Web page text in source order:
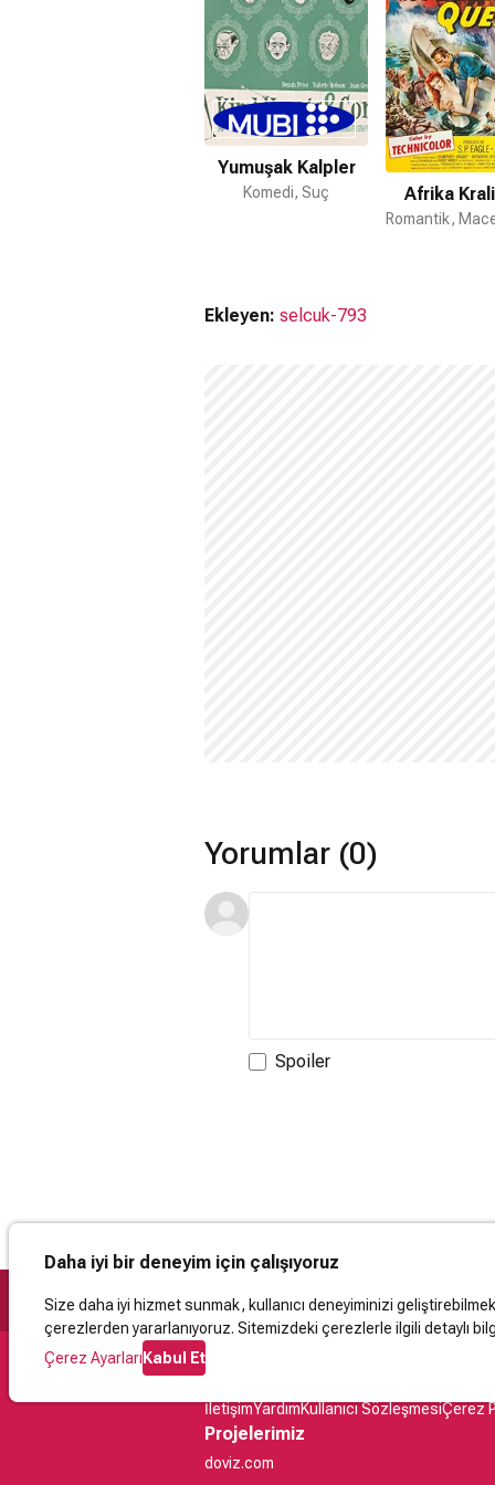
Yumuşak Kalpler
Komedi, Suç Afrika
Ekleyen: selcuk-793
Yorumlar (0)
Spoiler
Daha iyi bir deneyim için çalışıyoruz
Size daha iyi hizmet sunmak, kullanıcı deneyiminizi
çerezlerden yararlanıyoruz. Sitemizdeki çerezlerle ilgili detaylı
Çerez AyarlarıKabul Et
Destek
İletişimYardımKullanıcı SözleşmesiÇerez
Projelerimiz
doviz.com